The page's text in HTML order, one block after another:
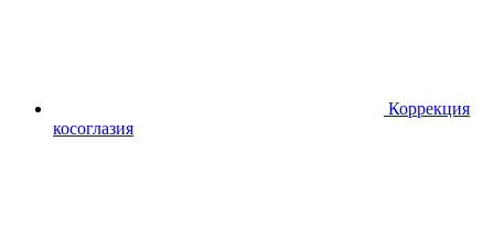
Коррекция
косоглазия